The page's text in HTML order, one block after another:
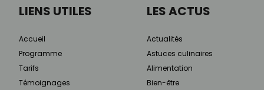
LIENS UTILES
Accueil
Programme
Tarifs
Témoignages
LES ACTUS
Actualités
Astuces culinaires
Alimentation
Bien-être